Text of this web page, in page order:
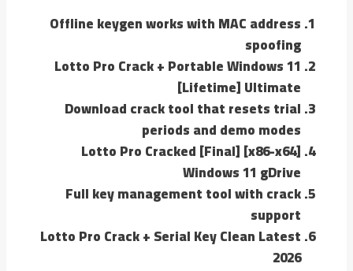
Offline keygen works with MAC address
spoofing
Lotto Pro Crack + Portable Windows 11
[Lifetime] Ultimate
Download crack tool that resets trial
periods and demo modes
Lotto Pro Cracked [Final] [x86-x64]
Windows 11 gDrive
Full key management tool with crack
support
Lotto Pro Crack + Serial Key Clean Latest
2026